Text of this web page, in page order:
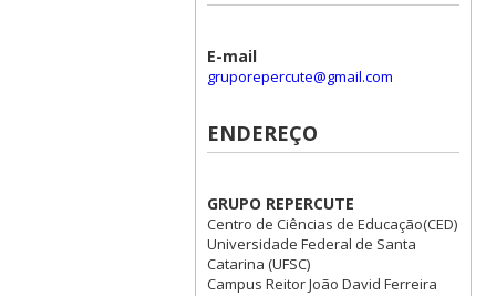
E-mail
gruporepercute@gmail.com
ENDEREÇO
GRUPO REPERCUTE
Centro de Ciências de Educação(CED)
Universidade Federal de Santa
Catarina (UFSC)
Campus Reitor João David Ferreira